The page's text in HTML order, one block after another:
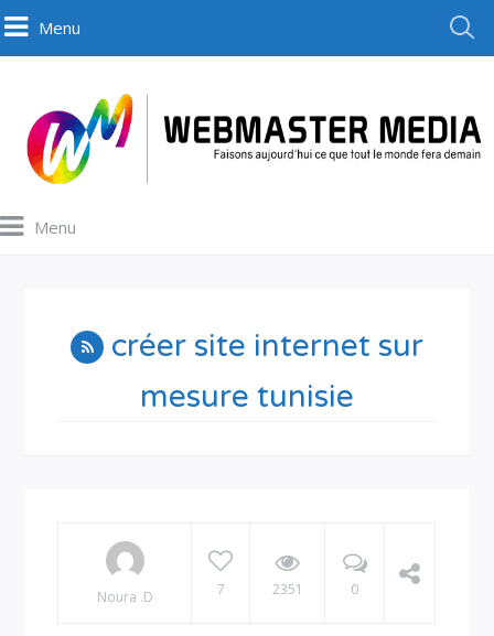
Menu
Menu
créer site internet sur
mesure tunisie
Noura .D 7 2351 0